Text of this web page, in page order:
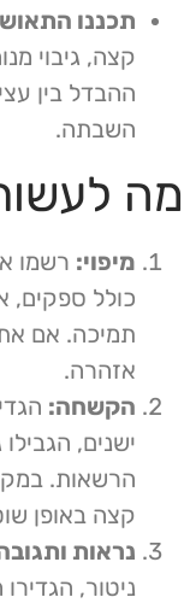
תכננו
קצה, גיבוי
ההבדל בין
השבתה.
מה
מיפוי: רשמו
תמיכה. אם
אזהרה.
הקשחה:
ישנים,
הרשאות.
קצה באופן
נראות
ניטור,